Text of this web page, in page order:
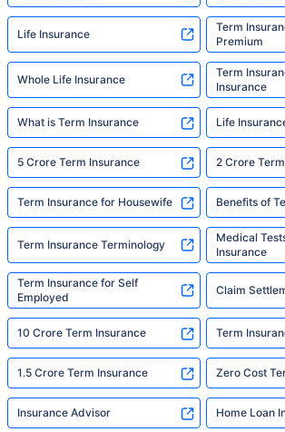
Life Insurance
Term
Premium
Whole Life Insurance
Term
Insurance
What is Term Insurance Life
5 Crore Term Insurance 2 Crore
Term Insurance for Housewife Benefits of
Term Insurance Terminology
Medical
Insurance
Term Insurance for Self
Employed
Claim
10 Crore Term Insurance Term
1.5 Crore Term Insurance Zero Cost
Insurance Advisor Home Loan